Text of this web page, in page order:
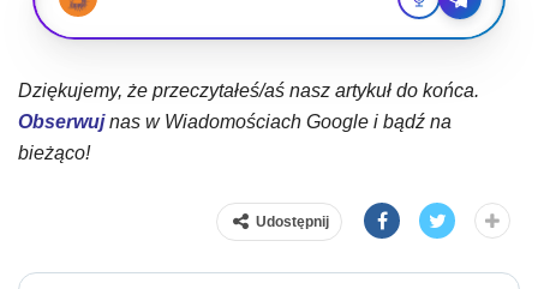
Dziękujemy, że przeczytałeś/aś nasz artykuł do końca.
Obserwujnas w Wiadomościach Google i bądź na
bieżąco!
Udostępnij